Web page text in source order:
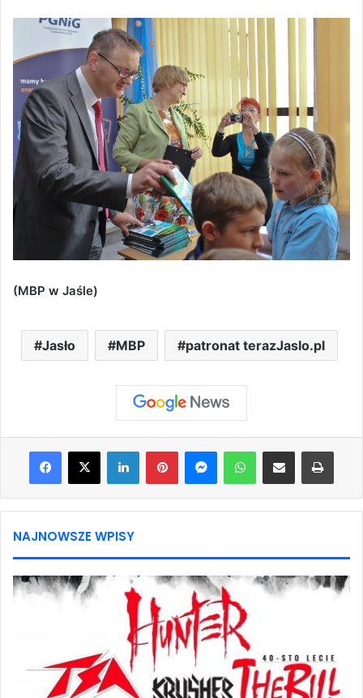
(MBP w Jaśle)
Jasło MBP patronat terazJaslo.pl
Facebook
X LinkedInPinterestMessengerWhatsAppShare via Email Print
NAJNOWSZE WPISY